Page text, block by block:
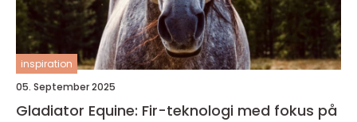
inspiration
05. September 2025
Gladiator Equine: Fir-teknologi med fokus på